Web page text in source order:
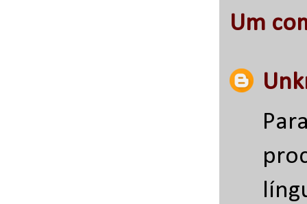
Um